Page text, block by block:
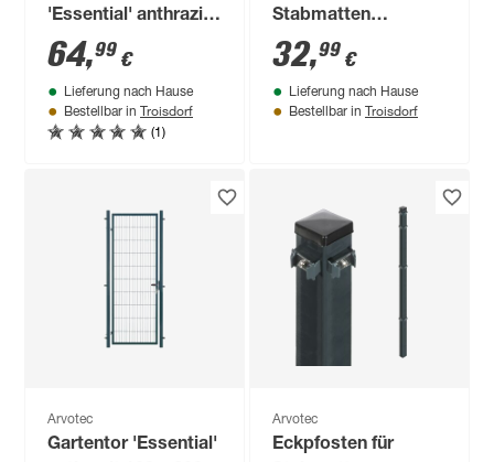
'Essential' anthrazit
200 x 140 cm, UV-
und
witterungsbeständig
64,99 €
Lieferung nach Hause
Bestellbar in Troisdorf
(1)
Stabmatten
'Exclusive' anthrazit
6 x 4 x 220 cm
32,99 €
Lieferung nach Hause
Bestellbar in Troisdorf
Arvotec
Gartentor 'Essential'
Arvotec
Eckpfosten für